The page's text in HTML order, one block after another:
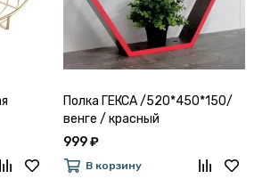
Полка ГЕКСА /520*450*150/
венге / красный
999 ₽
В корзину